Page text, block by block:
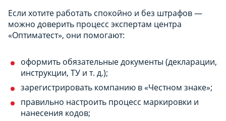
Если хотите работать спокойно и без штрафов —
можно доверить процесс экспертам центра
«Оптиматест», они помогают:
оформить обязательные документы (декларации,
инструкции, ТУ и т. д.);
зарегистрировать компанию в «Честном знаке»;
правильно настроить процесс маркировки и
нанесения кодов;